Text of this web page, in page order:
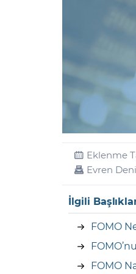
Eklenme
Evren
İlgili
FOMO
FOMO